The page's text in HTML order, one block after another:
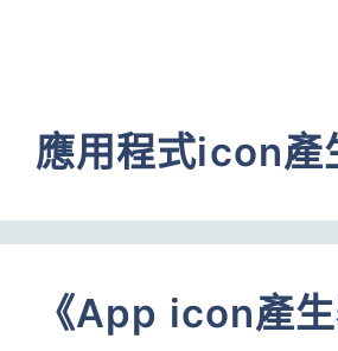
應用程式icon產
《App icon產